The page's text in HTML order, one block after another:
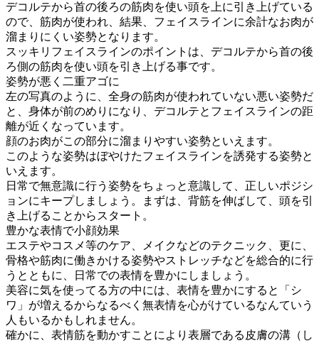
デコルテから首の後ろの筋肉を使い頭を上に引き上げている
ので、筋肉が使われ、結果、フェイスラインに余計なお肉が
溜まりにくい姿勢となります。
スッキリフェイスラインのポイントは、デコルテから首の後
ろ側の筋肉を使い頭を引き上げる事です。
姿勢が悪く二重アゴに
左の写真のように、全身の筋肉が使われていない悪い姿勢だ
と、身体が前のめりになり、デコルテとフェイスラインの距
離が近くなっています。
顔のお肉がこの部分に溜まりやすい姿勢といえます。
このような姿勢はぼやけたフェイスラインを誘発する姿勢と
いえます。
日常で無意識に行う姿勢をちょっと意識して、正しいポジシ
ョンにキープしましょう。まずは、背筋を伸ばして、頭を引
き上げることからスタート。
豊かな表情で小顔効果
エステやコスメ等のケア、メイクなどのテクニック、更に、
骨格や筋肉に働きかける姿勢やストレッチなどを総合的に行
うとともに、日常での表情を豊かにしましょう。
美容に気を使ってる方の中には、表情を豊かにすると「シ
ワ」が増えるからなるべく無表情を心がけているなんていう
人もいるかもしれません。
確かに、表情筋を動かすことにより表層である皮膚の溝（し